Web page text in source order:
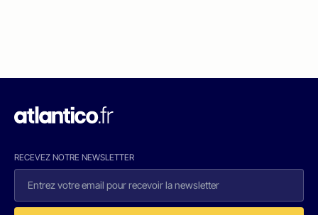
RECEVEZ NOTRE NEWSLETTER